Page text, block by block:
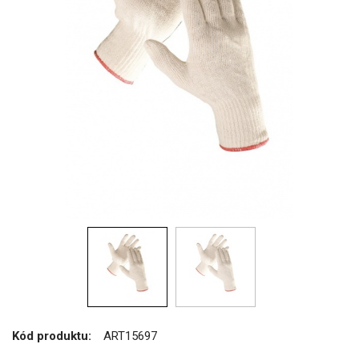
Kód produktu:
ART15697